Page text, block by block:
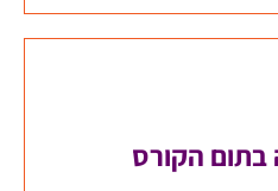
הקורס